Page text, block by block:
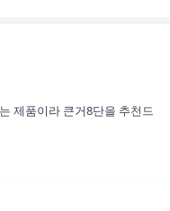
제품이라 큰거8단을 추천드